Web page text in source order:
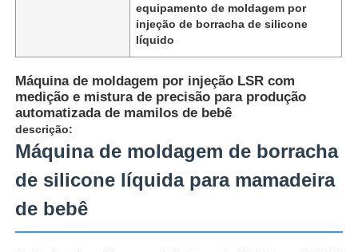
equipamento de moldagem por
injeção de borracha de silicone
líquido
Máquina de moldagem por injeção LSR com
medição e mistura de precisão para produção
automatizada de mamilos de bebê
descrição:
Máquina de moldagem de borracha
de silicone líquida para mamadeira
de bebê